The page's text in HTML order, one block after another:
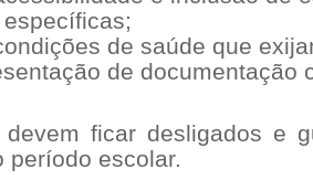
de saúde que
de documentação
devem ficar desligados e
período escolar.